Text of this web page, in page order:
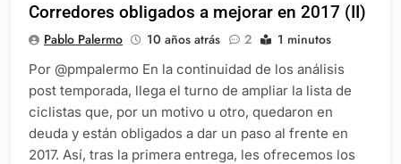
Corredores obligados a mejorar en 2017 (II)
Pablo Palermo 10 años atrás 2 1 minutos
Por @pmpalermo En la continuidad de los análisis
post temporada, llega el turno de ampliar la lista de
ciclistas que, por un motivo u otro, quedaron en
deuda y están obligados a dar un paso al frente en
2017. Así, tras la primera entrega, les ofrecemos los